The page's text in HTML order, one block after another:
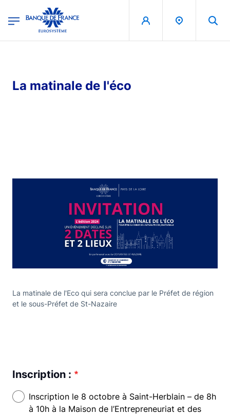
Banque de France - Menu Principal
La matinale de l'éco
La matinale de l'Eco qui sera conclue par le Préfet de région
et le sous-Préfet de St-Nazaire
Inscription :
Inscription le 8 octobre à Saint-Herblain – de 8h
à 10h à la Maison de l’Entrepreneuriat et des